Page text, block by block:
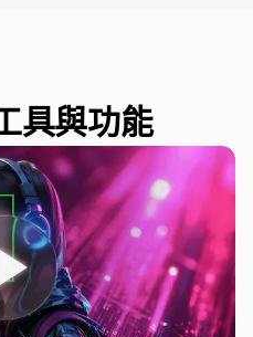
具與功能